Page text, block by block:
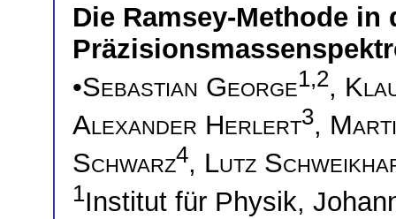
Die Ramsey-Methode in
•Sebastian George1,2,
Alexander Herlert3,
Schwarz4, Lutz
1Institut für Physik,